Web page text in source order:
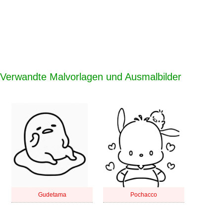
Verwandte Malvorlagen und Ausmalbilder
Gudetama Pochacco